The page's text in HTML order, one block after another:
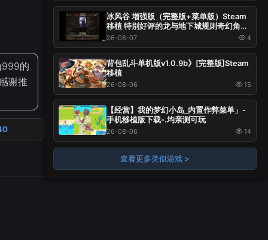
999的
谢推
冰风谷 增强版（完整版+菜单版）Steam
移植 特别好评的龙与地下城规则奇幻角色
扮演游戏！
26-08-07 4
背包乱斗单机版v1.0.9b》[完整版]Steam
移植
26-08-06 15
【经营】我的梦幻小岛_内置作弊菜单」-
手机移植版下载-.均亲测可玩
26-08-06 14
查看更多类似游戏 >